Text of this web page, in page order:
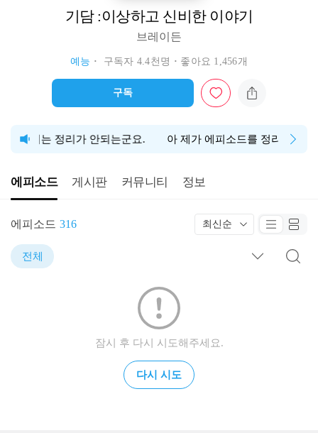
기담 :이상하고 신비한 이야기
브레이든
예능 구독자 4.4천명 좋아요 1,456개
구독
빵에서는 정리가 안되는군요. 아 제가 에피소드를 정리해도
에피소드 게시판 커뮤니티 정보
에피소드 316 최신순
전체
잠시 후 다시 시도해주세요.
다시 시도